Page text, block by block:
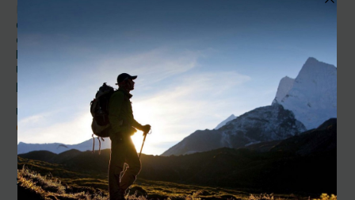
d’octobre, en famille, avec vos enfants, entre amis, en couple
ou même seul il est parfois nécessaire de prendre un peu de
hauteur et de respirer un grand bol d’air frais.
Un paysage varié et une diversité de faune et de flore
permanente pour une rando réussie !
Une envie de voyager dans ces sites uniques ?Venez
découvrir notre sélection de séjours
Si cet article vous a plu, n’hésitez pas à le partager !